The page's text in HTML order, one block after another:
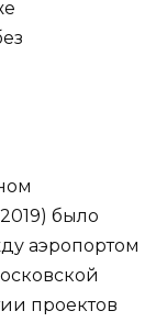
было
аэропортом
проектов